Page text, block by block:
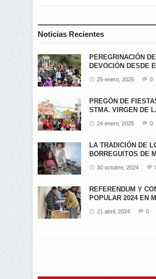
Noticias Recientes
PEREGRINACIÓN
DEVOCIÓN DESDE
25 enero, 2025 0
PREGÓN DE
STMA. VIRGEN DE
24 enero, 2025 0
LA TRADICIÓN DE
BORREGUITOS DE
30 octubre, 2024
REFERENDUM Y
POPULAR 2024 EN
21 abril, 2024 0